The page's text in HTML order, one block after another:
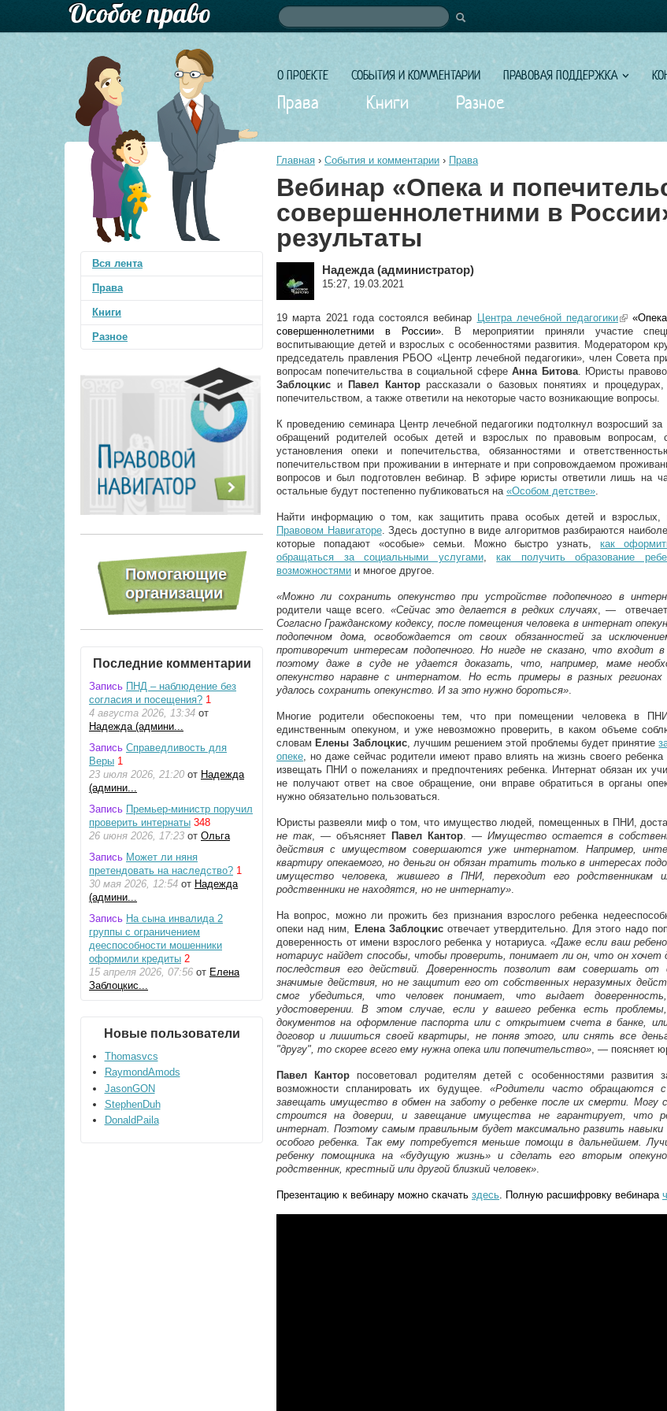
О ПРОЕКТЕ СОБЫТИЯ И КОММЕНТАРИИ ПРАВОВАЯ ПОДДЕРЖКА
Права Книги Разное
Форма поиска
Поиск
Главная › События и комментарии › Права
Вебинар «Опека и
совершеннолетними в
результаты
Надежда (администратор)
15:27, 19.03.2021
19 марта 2021 года состоялся вебинар Центра лечебной педагогики(link is
совершеннолетними в России».
В мероприятии приняли участие
воспитывающие детей и взрослых с особенностями развития. Модератором
председатель правления РБОО «Центр лечебной педагогики», член Совета
вопросам попечительства в социальной сфереАнна Битова. Юристы
Заблоцкис и Павел Канторрассказали о базовых понятиях и
попечительством, а также ответили на некоторые часто возникающие вопросы.
К проведению семинара Центр лечебной педагогики подтолкнул возросший
обращений родителей особых детей и взрослых по правовым вопросам,
установления опеки и попечительства, обязанностями и
попечительством при проживании в интернате и при сопровождаемом
вопросов и был подготовлен вебинар. В эфире юристы ответили лишь на
остальные будут постепенно публиковаться на «Особом детстве».
Найти информацию о том, как защитить права особых детей и
Правовом Навигаторе. Здесь доступно в виде алгоритмов разбираются
которые попадают «особые» семьи. Можно быстро узнать,как
обращаться за социальными услугами,как получить образование
возможностями и многое другое.
«Можно ли сохранить опекунство при устройстве подопечного в
родители чаще всего. «Сейчас это делается в редких случаях, — отвечает
Согласно Гражданскому кодексу, после помещения человека в интернат
подопечном дома, освобождается от своих обязанностей за
противоречит интересам подопечного. Но нигде не сказано, что входит
поэтому даже в суде не удается доказать, что, например, маме
опекунство наравне с интернатом. Но есть примеры в разных регионах
удалось сохранить опекунство. И за это нужно бороться».
Многие родители обеспокоены тем, что при помещении человека в ПНИ
единственным опекуном, и уже невозможно проверить, в каком объеме
словам Елены Заблоцкис, лучшим решением этой проблемы будет принятие
опеке, но даже сейчас родители имеют право влиять на жизнь своего
извещать ПНИ о пожеланиях и предпочтениях ребенка. Интернат обязан их
не получают ответ на свое обращение, они вправе обратиться в органы
нужно обязательно пользоваться.
Юристы развеяли миф о том, что имущество людей, помещенных в ПНИ,
не так, — объясняет Павел Кантор. — Имущество остается в
действия с имуществом совершаются уже интернатом. Например,
квартиру опекаемого, но деньги он обязан тратить только в интересах
имущество человека, жившего в ПНИ, переходит его родственникам
родственники не находятся, но не интернату».
На вопрос, можно ли прожить без признания взрослого ребенка
опеки над ним, Елена Заблоцкисотвечает утвердительно. Для этого надо
доверенность от имени взрослого ребенка у нотариуса.«Даже если ваш
нотариус найдет способы, чтобы проверить, понимает ли он, что он хочет
последствия его действий. Доверенность позволит вам совершать от
значимые действия, но не защитит его от собственных неразумных
смог убедиться, что человек понимает, что выдает
удостоверении. В этом случае, если у вашего ребенка есть
документов на оформление паспорта или с открытием счета в банке,
договор и лишиться своей квартиры, не поняв этого, или снять все
"другу", то скорее всего ему нужна опека или попечительство», — поясняет
Павел Кантор посоветовал родителям детей с особенностями развития
возможности спланировать их будущее.«Родители часто обращаются
завещать имущество в обмен на заботу о ребенке после их смерти. Могу
строится на доверии, и завещание имущества не гарантирует, что
интернат. Поэтому самым правильным будет максимально развить
особого ребенка. Так ему потребуется меньше помощи в дальнейшем.
ребенку помощника на «будущую жизнь» и сделать его вторым
родственник, крестный или другой близкий человек».
Презентацию к вебинару можно скачать здесь. Полную расшифровку вебинара
Вся лента
Права
Книги
Разное
Последние комментарии
Запись ПНД – наблюдение без
согласия и посещения? 1
4 августа 2026, 13:34 от
Надежда (админи...
Запись Справедливость для
Веры 1
23 июля 2026, 21:20 от Надежда
(админи...
Запись Премьер-министр поручил
проверить интернаты 348
26 июня 2026, 17:23 от Ольга
Запись Может ли няня
претендовать на наследство? 1
30 мая 2026, 12:54 от Надежда
(админи...
Запись На сына инвалида 2
группы с ограничением
дееспособности мошенники
оформили кредиты 2
15 апреля 2026, 07:56 от Елена
Заблоцкис...
Новые пользователи
Thomasvcs
RaymondAmods
JasonGON
StephenDuh
DonaldPaila